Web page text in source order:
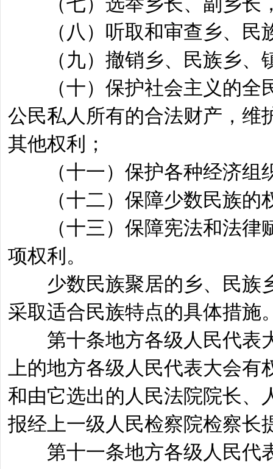
（八）听取和审查乡、民
（九）撤销乡、民族乡、
（十）保护社会主义的全民
公民私人所有的合法财产，维
其他权利；
（十一）保护各种经济组
（十二）保障少数民族的
（十三）保障宪法和法律赋
项权利。
少数民族聚居的乡、民族乡
采取适合民族特点的具体措施
第十条地方各级人民代表大
上的地方各级人民代表大会有
和由它选出的人民法院院长、
报经上一级人民检察院检察长
第十一条地方各级人民代